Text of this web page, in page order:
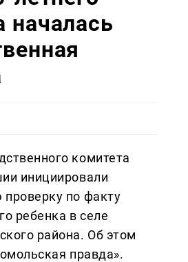
началась
комитета
инициировали
по факту
ребенка в селе
района. Об этом
правда».